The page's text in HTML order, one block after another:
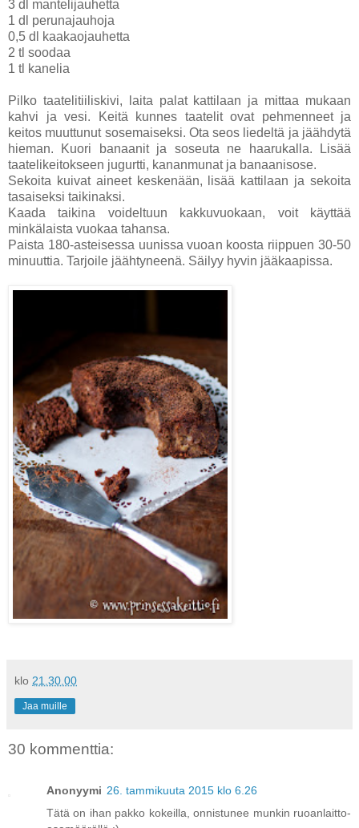
3 dl mantelijauhetta
1 dl perunajauhoja
0,5 dl kaakaojauhetta
2 tl soodaa
1 tl kanelia
Pilko taatelitiiliskivi, laita palat kattilaan ja mittaa mukaan
kahvi ja vesi. Keitä kunnes taatelit ovat pehmenneet ja
keitos muuttunut sosemaiseksi. Ota seos liedeltä ja jäähdytä
hieman. Kuori banaanit ja soseuta ne haarukalla. Lisää
taatelikeitokseen jugurtti, kananmunat ja banaanisose.
Sekoita kuivat aineet keskenään, lisää kattilaan ja sekoita
tasaiseksi taikinaksi.
Kaada taikina voideltuun kakkuvuokaan, voit käyttää
minkälaista vuokaa tahansa.
Paista 180-asteisessa uunissa vuoan koosta riippuen 30-50
minuuttia. Tarjoile jäähtyneenä. Säilyy hyvin jääkaapissa.
klo 21.30.00
Jaa muille
30 kommenttia:
Anonyymi 26. tammikuuta 2015 klo 6.26
Tätä on ihan pakko kokeilla, onnistunee munkin ruoanlaitto-